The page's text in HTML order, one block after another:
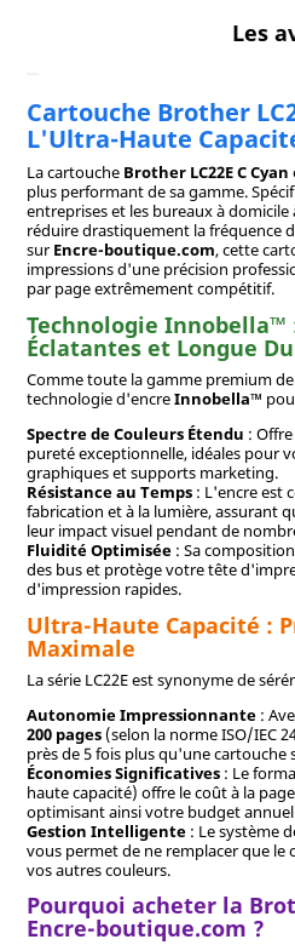
Les
Cartouche Brother
L'Ultra-Haute
La cartouche Brother LC22E C Cyan
plus performant de sa gamme.
entreprises et les bureaux à
réduire drastiquement la fréquence
surEncre-boutique.com, cette
impressions d'une précision
par page extrêmement compétitif.
Technologie Innobella™
Éclatantes et Longue
Comme toute la gamme premium de
technologie d'encreInnobella™
Spectre de Couleurs Étendu :
pureté exceptionnelle, idéales pour
graphiques et supports marketing.
Résistance au Temps: L'encre est
fabrication et à la lumière, assurant
leur impact visuel pendant de
Fluidité Optimisée: Sa
des bus et protège votre tête
d'impression rapides.
Ultra-Haute Capacité :
Maximale
La série LC22E est synonyme de
Autonomie Impressionnante:
200 pages(selon la norme ISO/IEC
près de 5 fois plus qu'une cartouche
Économies Significatives: Le
haute capacité) offre le coût à la
optimisant ainsi votre budget
Gestion Intelligente: Le système
vous permet de ne remplacer que le
vos autres couleurs.
Pourquoi acheter la
Encre-boutique.com ?